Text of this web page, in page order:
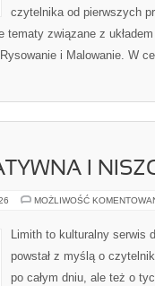
czytelnika od pierwszych
związane z
i Malowanie. W
I
MOŻLIWOŚĆ
Limith to kulturalny serwis
powstał z myślą o
po całym dniu, ale też o